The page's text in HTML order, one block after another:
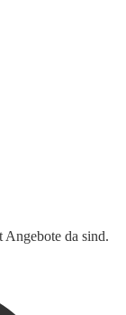
Angebote da sind.